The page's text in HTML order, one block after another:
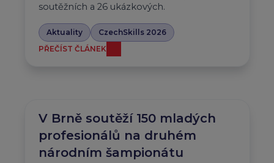
soutěžních a 26 ukázkových.
Aktuality
CzechSkills 2026
PŘEČÍST ČLÁNEK
V Brně soutěží 150 mladých
profesionálů na druhém
národním šampionátu